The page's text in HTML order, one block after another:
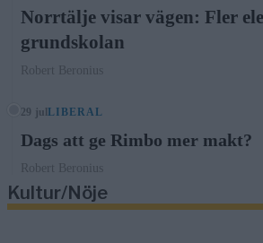
Norrtälje visar vägen: Fler
grundskolan
Robert Beronius
29 julLIBERAL
Dags att ge Rimbo mer makt?
Robert Beronius
Kultur/Nöje